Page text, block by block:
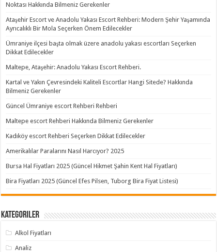
Noktası Hakkında Bilmeniz Gerekenler
Ataşehir Escort ve Anadolu Yakası Escort Rehberi: Modern Şehir Yaşamında
Ayrıcalıklı Bir Mola Seçerken Önem Edilecekler
Ümraniye ilçesi başta olmak üzere anadolu yakası escortları Seçerken
Dikkat Edilecekler
Maltepe, Ataşehir: Anadolu Yakası Escort Rehberi.
Kartal ve Yakın Çevresindeki Kaliteli Escortlar Hangi Sitede? Hakkında
Bilmeniz Gerekenler
Güncel Ümraniye escort Rehberi Rehberi
Maltepe escort Rehberi Hakkında Bilmeniz Gerekenler
Kadıköy escort Rehberi Seçerken Dikkat Edilecekler
Amerikalılar Paralarını Nasıl Harcıyor? 2025
Bursa Hal Fiyatları 2025 (Güncel Hikmet Şahin Kent Hal Fiyatları)
Bira Fiyatları 2025 (Güncel Efes Pilsen, Tuborg Bira Fiyat Listesi)
Kategoriler
Alkol Fiyatları
Analiz